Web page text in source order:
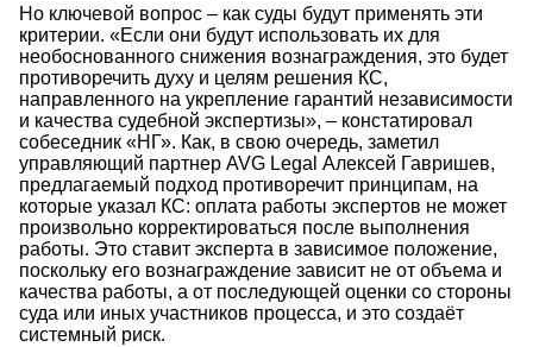
Но ключевой вопрос – как суды будут применять эти
критерии. «Если они будут использовать их для
необоснованного снижения вознаграждения, это будет
противоречить духу и целям решения КС,
направленного на укрепление гарантий независимости
и качества судебной экспертизы», – констатировал
собеседник «НГ». Как, в свою очередь, заметил
управляющий партнер AVG Legal Алексей Гавришев,
предлагаемый подход противоречит принципам, на
которые указал КС: оплата работы экспертов не может
произвольно корректироваться после выполнения
работы. Это ставит эксперта в зависимое положение,
поскольку его вознаграждение зависит не от объема и
качества работы, а от последующей оценки со стороны
суда или иных участников процесса, и это создаёт
системный риск.